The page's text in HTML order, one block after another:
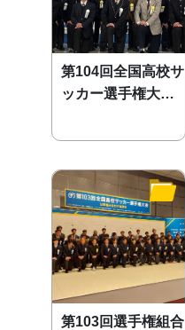
第104回全国高校サ
ッカー選手権大会
第103回選手権組合